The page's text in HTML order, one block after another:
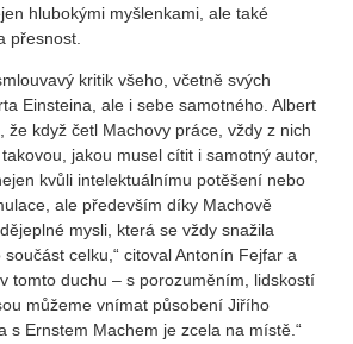
hlubokými myšlenkami, ale také
přesnost.
kritik všeho, včetně svých
Einsteina, ale i sebe samotného. Albert
že když četl Machovy práce, vždy z nich
jakou musel cítit i samotný autor,
kvůli intelektuálnímu potěšení nebo
ale především díky Machově
mysli, která se vždy snažila
celku,“ citoval Antonín Fejfar a
tomto duchu – s porozuměním, lidskostí
můžeme vnímat působení Jiřího
s Ernstem Machem je zcela na místě.“